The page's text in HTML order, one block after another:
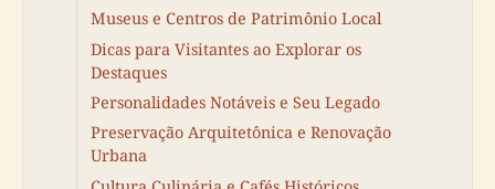
Museus e Centros de Patrimônio Local
Dicas para Visitantes ao Explorar os
Destaques
Personalidades Notáveis e Seu Legado
Preservação Arquitetônica e Renovação
Urbana